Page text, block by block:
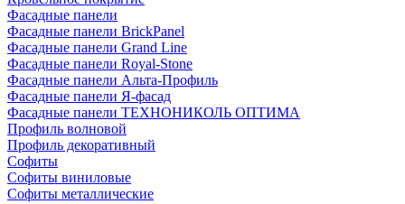
Фасадные панели
Фасадные панели BrickPanel
Фасадные панели Grand Line
Фасадные панели Royal-Stone
Фасадные панели Альта-Профиль
Фасадные панели Я-фасад
Фасадные панели ТЕХНОНИКОЛЬ ОПТИМА
Профиль волновой
Профиль декоративный
Софиты
Софиты виниловые
Софиты металлические